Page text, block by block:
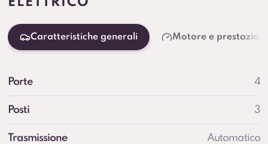
Caratteristiche generali Motore e prestazioni
Porte 4
Posti 3
Trasmissione Automatico